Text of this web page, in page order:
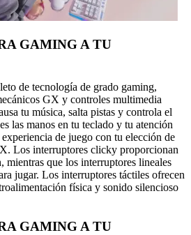
GAMING A TU
de tecnología de grado gaming,
GX y controles multimedia
tu música, salta pistas y controla el
las manos en tu teclado y tu atención
de juego con tu elección de
Los interruptores clicky proporcionan
mientras que los interruptores lineales
jugar. Los interruptores táctiles ofrecen
física y sonido silencioso
GAMING A TU